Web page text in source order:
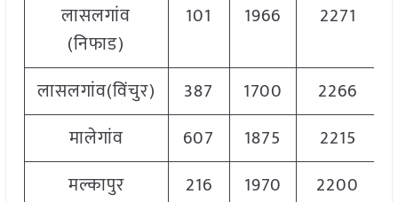
लासलगांव
(निफाड)
101 1966 2271
लासलगांव(विंचुर) 387 1700 2266
मालेगांव
607 1875 2215
मल्कापुर
216 1970 2200